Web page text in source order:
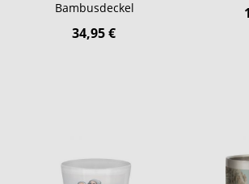
Bambusdeckel
34,95 €